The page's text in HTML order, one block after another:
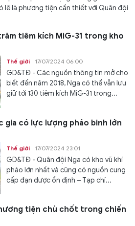
lẽ là phương tiện cần thiết với Quân đội
tiêm kích MiG-31 trong kho
Thế giới 17/07/2024 06:00
GD&TĐ - Các nguồn thông tin mở cho
biết đến năm 2018, Nga có thể vẫn lưu
giữ tới 130 tiêm kích MiG-31 trong...
gia có lực lượng pháo binh lớn
Thế giới 17/07/2024 23:01
GD&TĐ - Quân đội Nga có kho vũ khí
pháo lớn nhất và cũng có nguồn cung
cấp đạn dược ổn định – Tạp chí...
tiện chủ chốt trong chiến